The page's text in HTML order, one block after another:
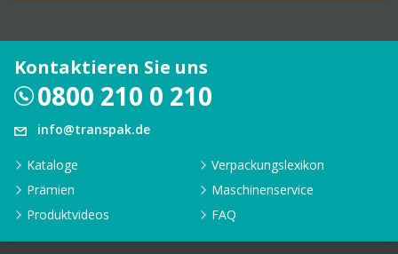
Kontaktieren Sie uns
0800 210 0 210
info@transpak.de
Kataloge
Verpackungslexikon
Prämien
Maschinenservice
Produktvideos
FAQ